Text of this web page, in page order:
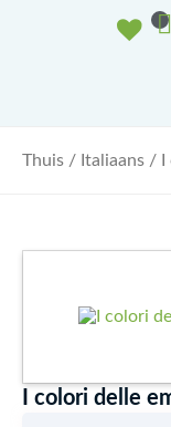
Thuis / Italiaans / I
I colori delle